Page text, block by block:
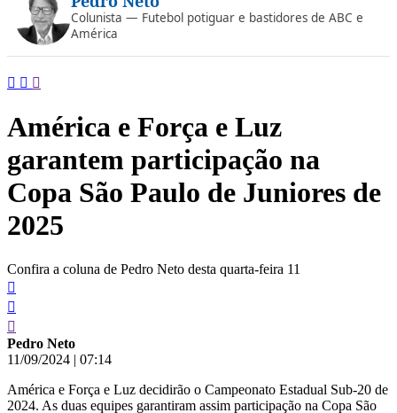
conteúdo
Colunista — Futebol potiguar e bastidores de ABC e
América
América e Força e Luz
garantem participação na
Copa São Paulo de Juniores de
2025
Confira a coluna de Pedro Neto desta quarta-feira 11
Pedro Neto
11/09/2024 | 07:14
América e Força e Luz decidirão o Campeonato Estadual Sub-20 de
2024. As duas equipes garantiram assim participação na Copa São